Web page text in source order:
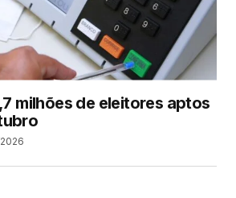
milhões de eleitores aptos